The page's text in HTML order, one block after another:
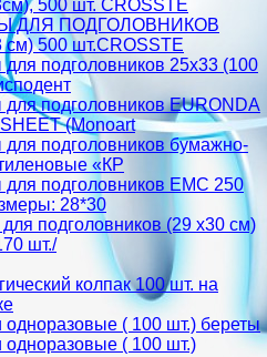
500 шт. CROSSTE
ДЛЯ ПОДГОЛОВНИКОВ
см) 500 шт.CROSSTE
подголовников 25х33 (100
подголовников EURONDA
(Monoart
подголовников бумажно-
«КР
для подголовников ЕМС 250
28*30
подголовников (29 х30 см)
шт./
колпак 100 шт. на
одноразовые ( 100 шт.) береты
одноразовые ( 100 шт.)